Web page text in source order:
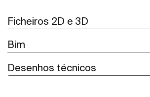
Ficheiros 2D e 3D
Bim
Desenhos técnicos